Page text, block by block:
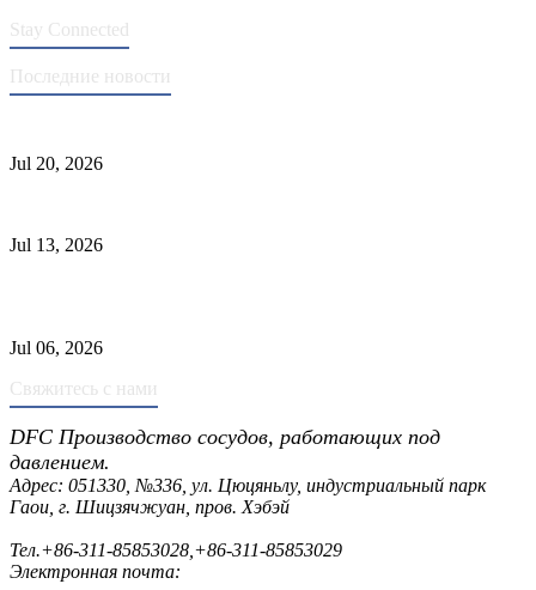
Stay Connected
Последние новости
Jul 20, 2026
Jul 13, 2026
Jul 06, 2026
Свяжитесь с нами
DFC Производство сосудов, работающих под
давлением.
Адрес: 051330, №336, ул. Цюцяньлу, индустриальный парк
Гаои, г. Шицзячжуан, пров. Хэбэй
Тел.+86-311-85853028 +86-311-85853029
Электронная почта: